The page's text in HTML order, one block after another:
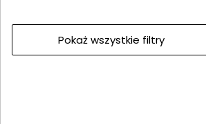
Pokaż wszystkie filtry
Specyfikacja techniczna